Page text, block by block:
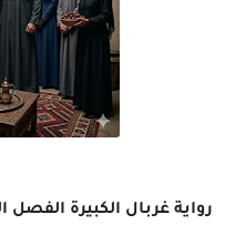
رواية غربال الكبيرة الفصل الخامس 5